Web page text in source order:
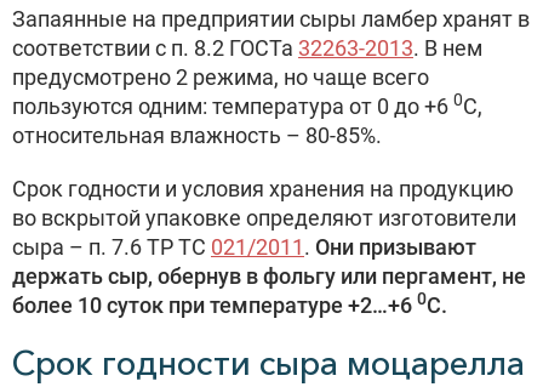
Запаянные на предприятии сыры ламбер хранят в
соответствии с п. 8.2 ГОСТа 32263-2013. В нем
предусмотрено 2 режима, но чаще всего
пользуются одним: температура от 0 до +6 0С,
относительная влажность – 80-85%.
Срок годности и условия хранения на продукцию
во вскрытой упаковке определяют изготовители
сыра – п. 7.6 ТР ТС 021/2011. Они призывают
держать сыр, обернув в фольгу или пергамент, не
более 10 суток при температуре +2…+6 0С.
Срок годности сыра моцарелла